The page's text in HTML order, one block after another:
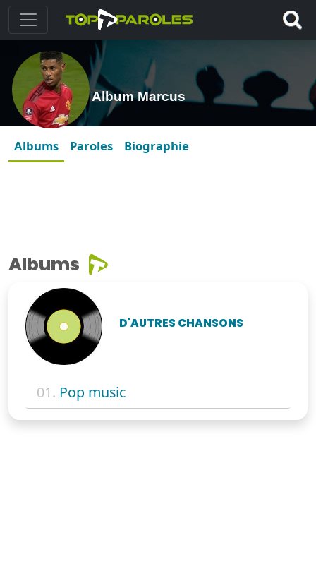
Album Marcus
Albums Paroles Biographie
Albums
D'AUTRES CHANSONS
01. Pop music